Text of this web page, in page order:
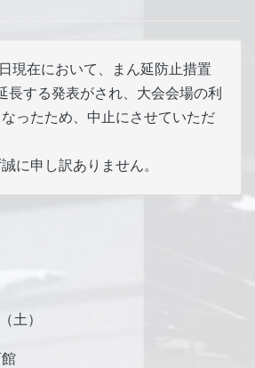
現在において、まん延防止措置
長する発表がされ、大会会場の利
ったため、中止にさせていただ
に申し訳ありません。
土）